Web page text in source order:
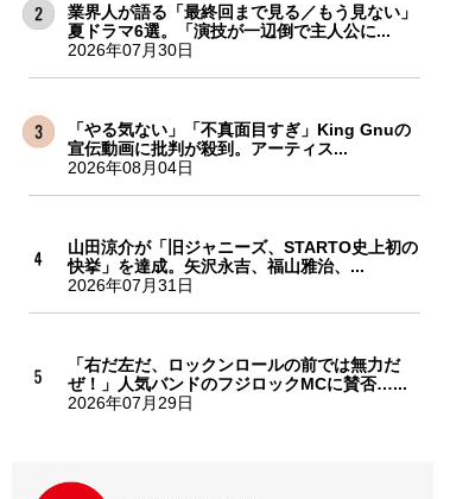
業界人が語る「最終回まで見る／もう見ない」
夏ドラマ6選。「演技が一辺倒で主人公に...
2026年07月30日
「やる気ない」「不真面目すぎ」King Gnuの
宣伝動画に批判が殺到。アーティス...
2026年08月04日
山田涼介が「旧ジャニーズ、STARTO史上初の
快挙」を達成。矢沢永吉、福山雅治、...
2026年07月31日
「右だ左だ、ロックンロールの前では無力だ
ぜ！」人気バンドのフジロックMCに賛否…...
2026年07月29日